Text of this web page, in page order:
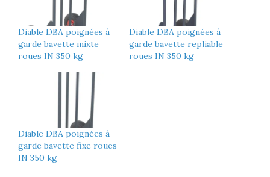
Diable DBA poignées à
garde bavette mixte
roues IN 350 kg
Diable DBA poignées à
garde bavette repliable
roues IN 350 kg
Diable DBA poignées à
garde bavette fixe roues
IN 350 kg